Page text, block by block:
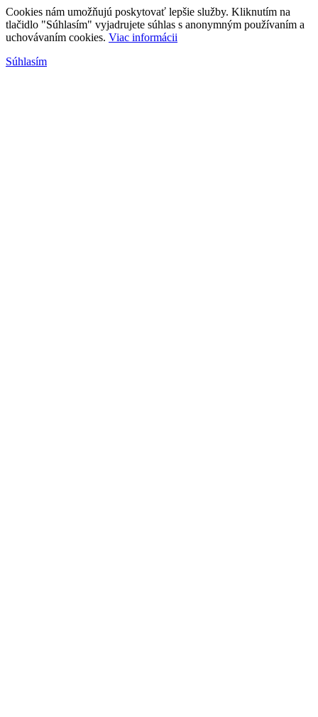
Cookies nám umožňujú poskytovať lepšie služby. Kliknutím na
tlačidlo "Súhlasím" vyjadrujete súhlas s anonymným používaním a
uchovávaním cookies. Viac informácii
Súhlasím